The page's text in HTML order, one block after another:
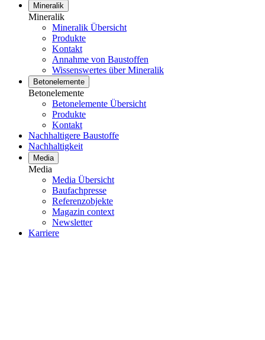
Mineralik
Mineralik
Mineralik Übersicht
Produkte
Kontakt
Annahme von Baustoffen
Wissenswertes über Mineralik
Betonelemente
Betonelemente
Betonelemente Übersicht
Produkte
Kontakt
Nachhaltigere Baustoffe
Nachhaltigkeit
Media
Media
Media Übersicht
Baufachpresse
Referenzobjekte
Magazin context
Newsletter
Karriere